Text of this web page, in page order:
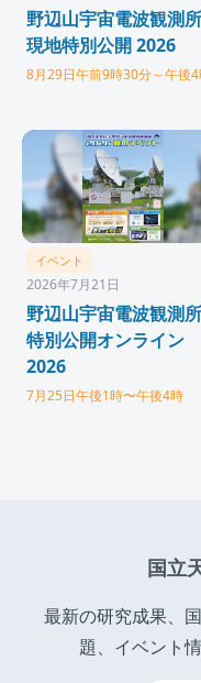
野辺山宇宙電波観測所
現地特別公開 2026
8月29日午前9時30分～午後
イベント
2026年7月21日
野辺山宇宙電波観測所
特別公開オンライン
2026
7月25日午後1時〜午後4時
国立
最新の研究成果、
題、イベント